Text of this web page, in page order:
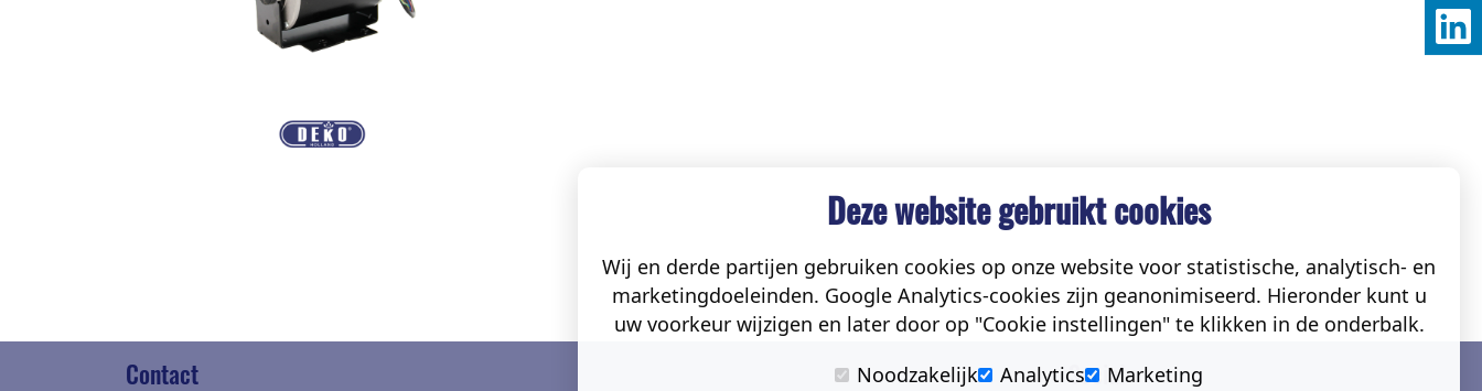
Contact Social
Deze website gebruikt cookies
Wij en derde partijen gebruiken cookies op onze website voor statistische, analytisch- en
marketingdoeleinden. Google Analytics-cookies zijn geanonimiseerd. Hieronder kunt u
uw voorkeur wijzigen en later door op "Cookie instellingen" te klikken in de onderbalk.
Noodzakelijk
Analytics Marketing